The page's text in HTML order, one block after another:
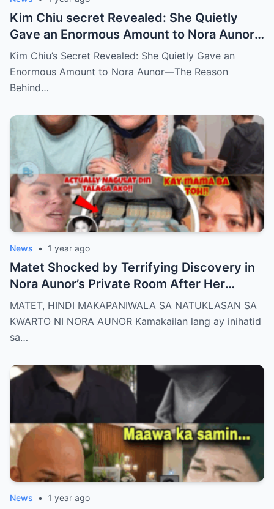
Kim Chiu secret Revealed: She Quietly
Gave an Enormous Amount to Nora Aunor
—The Reason Behind It Will Break Your
Heart!
Kim Chiu’s Secret Revealed: She Quietly Gave an
Enormous Amount to Nora Aunor—The Reason
Behind…
News • 1 year ago
Matet Shocked by Terrifying Discovery in
Nora Aunor’s Private Room After Her
De@th – The Whole Family Stunned by the
Unthinkable!
MATET, HINDI MAKAPANIWALA SA NATUKLASAN SA
KWARTO NI NORA AUNOR Kamakailan lang ay inihatid
sa…
News • 1 year ago